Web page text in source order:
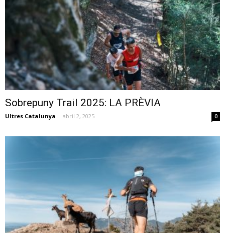
Sobrepuny Trail 2025: LA PRÈVIA
Ultres Catalunya - abril 2, 2025 0